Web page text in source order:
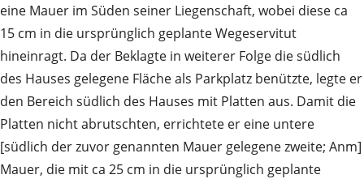
eine Mauer im Süden seiner Liegenschaft, wobei diese ca
15 cm in die ursprünglich geplante Wegeservitut
hineinragt. Da der Beklagte in weiterer Folge die südlich
des Hauses gelegene Fläche als Parkplatz benützte, legte er
den Bereich südlich des Hauses mit Platten aus. Damit die
Platten nicht abrutschten, errichtete er eine untere
[südlich der zuvor genannten Mauer gelegene zweite; Anm]
Mauer, die mit ca 25 cm in die ursprünglich geplante